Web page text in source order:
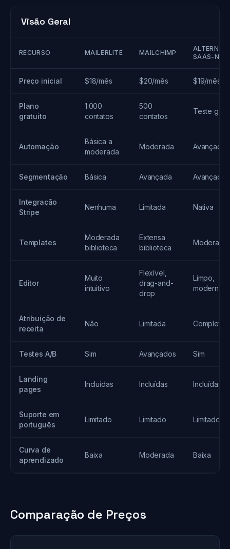
Visão Geral
RECURSO MAILERLITE MAILCHIMP
SAAS-
Preço inicial $18/mês $20/mês $19/mês
Plano
gratuito
1.000
contatos
500
contatos
Teste
Automação
Básica a
moderada
Moderada Avançada
Segmentação Básica Avançada Avançada
Integração
Stripe
Nenhuma Limitada Nativa
Templates
Moderada
biblioteca
Extensa
biblioteca
Moderada
Editor
Muito
intuitivo
Flexível,
drag-and-
drop
Limpo,
moderno
Atribuição de
receita
Não Limitada Completa
Testes A/B Sim Avançados Sim
Landing
pages
Incluídas Incluídas Incluídas
Suporte em
português
Limitado Limitado Limitado
Curva de
aprendizado
Baixa Moderada Baixa
Comparação de Preços